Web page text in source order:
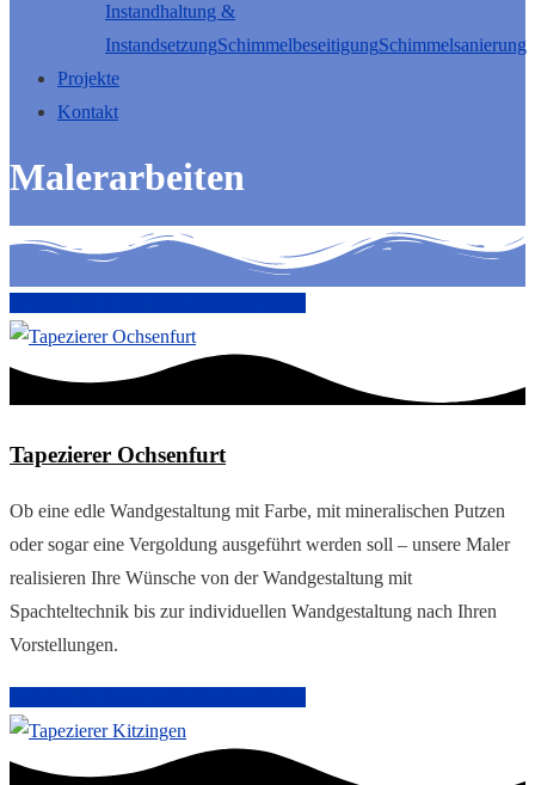
Instandhaltung &
InstandsetzungSchimmelbeseitigungSchimmelsanierung
Projekte
Kontakt
Malerarbeiten
Tapezierer Ochsenfurt
Ob eine edle Wandgestaltung mit Farbe, mit mineralischen Putzen
oder sogar eine Vergoldung ausgeführt werden soll – unsere Maler
realisieren Ihre Wünsche von der Wandgestaltung mit
Spachteltechnik bis zur individuellen Wandgestaltung nach Ihren
Vorstellungen.